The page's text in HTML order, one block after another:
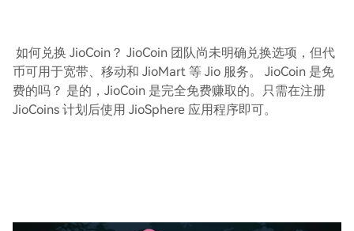
如何兑换 JioCoin？ JioCoin 团队尚未明确兑换选项，但代
币可用于宽带、移动和 JioMart 等 Jio 服务。 JioCoin 是免
费的吗？ 是的，JioCoin 是完全免费赚取的。只需在注册
JioCoins 计划后使用 JioSphere 应用程序即可。